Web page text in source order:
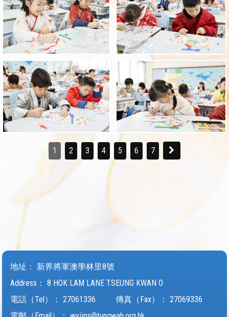
1 2 3 4 5 6 7
地址：
新界將軍澳學林里8號
Address：
8 HOK LAM LANE TSEUNG KWAN O
電話（Tel）：
27061336 傳真（Fax）： 27069336